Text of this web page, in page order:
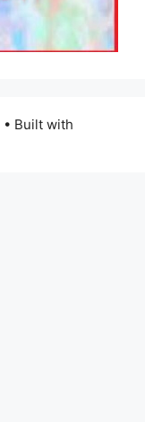
• Built with